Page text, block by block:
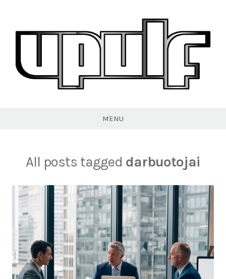
content
MENU
All posts tagged darbuotojai